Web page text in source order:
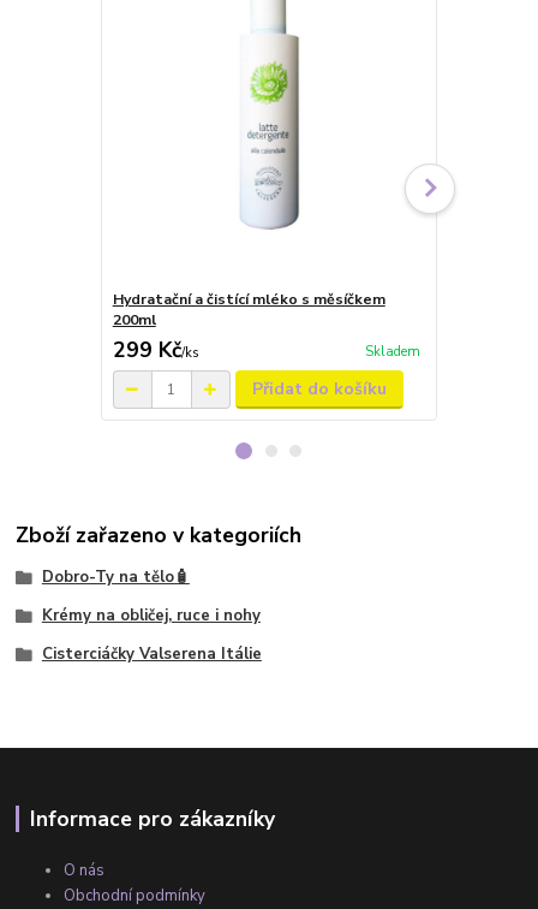
Hydratační a čistící mléko s měsíčkem
200ml
299 Kč/ks Skladem
Přidat do košíku
Zboží zařazeno v kategoriích
Dobro-Ty na tělo🧴
Krémy na obličej, ruce i nohy
Cisterciáčky Valserena Itálie
Informace pro zákazníky
O nás
Obchodní podmínky